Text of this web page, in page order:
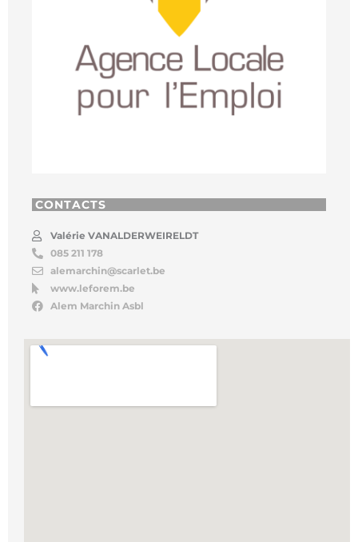
CONTACTS
Valérie VANALDERWEIRELDT
085 211 178
alemarchin@scarlet.be
www.leforem.be
Alem Marchin Asbl